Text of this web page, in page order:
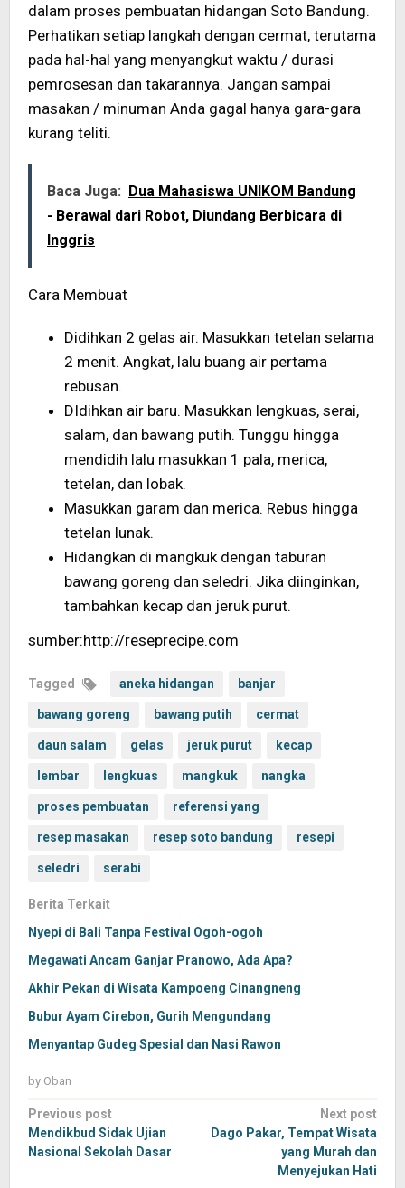
dalam proses pembuatan hidangan Soto Bandung.
Perhatikan setiap langkah dengan cermat, terutama
pada hal-hal yang menyangkut waktu / durasi
pemrosesan dan takarannya. Jangan sampai
masakan / minuman Anda gagal hanya gara-gara
kurang teliti.
Baca Juga: Dua Mahasiswa UNIKOM Bandung
- Berawal dari Robot, Diundang Berbicara di
Inggris
Cara Membuat
Didihkan 2 gelas air. Masukkan tetelan selama
2 menit. Angkat, lalu buang air pertama
rebusan.
DIdihkan air baru. Masukkan lengkuas, serai,
salam, dan bawang putih. Tunggu hingga
mendidih lalu masukkan 1 pala, merica,
tetelan, dan lobak.
Masukkan garam dan merica. Rebus hingga
tetelan lunak.
Hidangkan di mangkuk dengan taburan
bawang goreng dan seledri. Jika diinginkan,
tambahkan kecap dan jeruk purut.
sumber:http://reseprecipe.com
Tagged aneka hidangan banjar
bawang goreng bawang putih cermat
daun salam gelas jeruk purut kecap
lembar lengkuas mangkuk nangka
proses pembuatan referensi yang
resep masakan resep soto bandung resepi
seledri serabi
Berita Terkait
Nyepi di Bali Tanpa Festival Ogoh-ogoh
Megawati Ancam Ganjar Pranowo, Ada Apa?
Akhir Pekan di Wisata Kampoeng Cinangneng
Bubur Ayam Cirebon, Gurih Mengundang
Menyantap Gudeg Spesial dan Nasi Rawon
by Oban
Post
navigation
Previous post
Mendikbud Sidak Ujian
Nasional Sekolah Dasar
Next post
Dago Pakar, Tempat Wisata
yang Murah dan
Menyejukan Hati